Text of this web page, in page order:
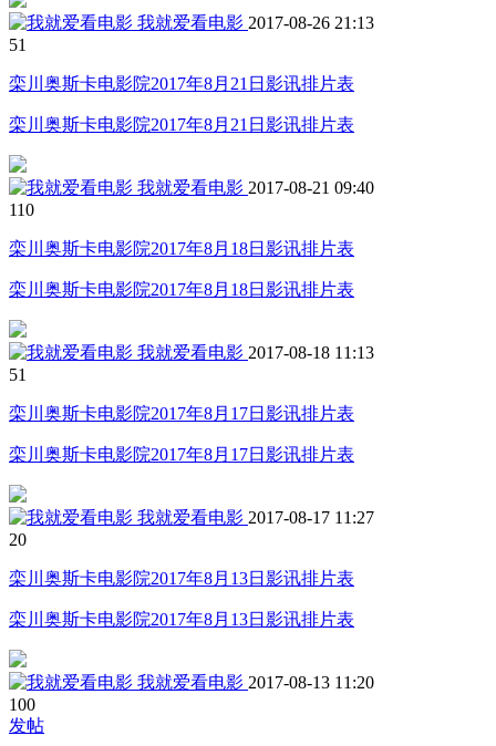
我就爱看电影 2017-08-26 21:13
51
栾川奥斯卡电影院2017年8月21日影讯排片表
栾川奥斯卡电影院2017年8月21日影讯排片表
我就爱看电影 2017-08-21 09:40
110
栾川奥斯卡电影院2017年8月18日影讯排片表
栾川奥斯卡电影院2017年8月18日影讯排片表
我就爱看电影 2017-08-18 11:13
51
栾川奥斯卡电影院2017年8月17日影讯排片表
栾川奥斯卡电影院2017年8月17日影讯排片表
我就爱看电影 2017-08-17 11:27
20
栾川奥斯卡电影院2017年8月13日影讯排片表
栾川奥斯卡电影院2017年8月13日影讯排片表
我就爱看电影 2017-08-13 11:20
100
发帖